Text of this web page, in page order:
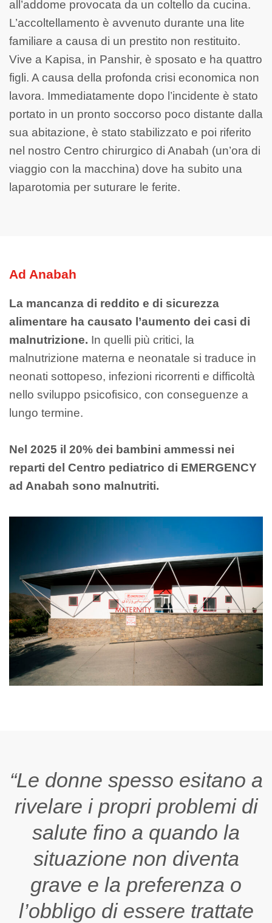
all’addome provocata da un coltello da cucina.
L’accoltellamento è avvenuto durante una lite
familiare a causa di un prestito non restituito.
Vive a Kapisa, in Panshir, è sposato e ha quattro
figli. A causa della profonda crisi economica non
lavora. Immediatamente dopo l’incidente è stato
portato in un pronto soccorso poco distante dalla
sua abitazione, è stato stabilizzato e poi riferito
nel nostro Centro chirurgico di Anabah (un’ora di
viaggio con la macchina) dove ha subito una
laparotomia per suturare le ferite.
Ad Anabah
La mancanza di reddito e di sicurezza
alimentare ha causato l’aumento dei casi di
malnutrizione. In quelli più critici, la
malnutrizione materna e neonatale si traduce in
neonati sottopeso, infezioni ricorrenti e difficoltà
nello sviluppo psicofisico, con conseguenze a
lungo termine.
Nel 2025 il 20% dei bambini ammessi nei
reparti del Centro pediatrico di EMERGENCY
ad Anabah sono malnutriti.
“Le donne spesso esitano a
rivelare i propri problemi di
salute fino a quando la
situazione non diventa
grave e la preferenza o
l’obbligo di essere trattate